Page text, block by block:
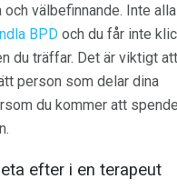
välbefinnande. Inte alla
BPD och du får inte
du träffar. Det är viktigt
person som delar dina
du kommer att
efter i en terapeut